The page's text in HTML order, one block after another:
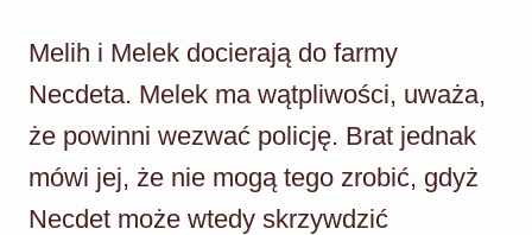
Melih i Melek docierają do farmy
Necdeta. Melek ma wątpliwości, uważa,
że powinni wezwać policję. Brat jednak
mówi jej, że nie mogą tego zrobić, gdyż
Necdet może wtedy skrzywdzić